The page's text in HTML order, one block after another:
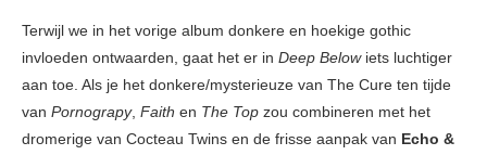
Terwijl we in het vorige album donkere en hoekige gothic
invloeden ontwaarden, gaat het er in Deep Belowiets luchtiger
aan toe. Als je het donkere/mysterieuze van The Cure ten tijde
van Pornograpy, Faith en The Top zou combineren met het
dromerige van Cocteau Twins en de frisse aanpak van Echo &